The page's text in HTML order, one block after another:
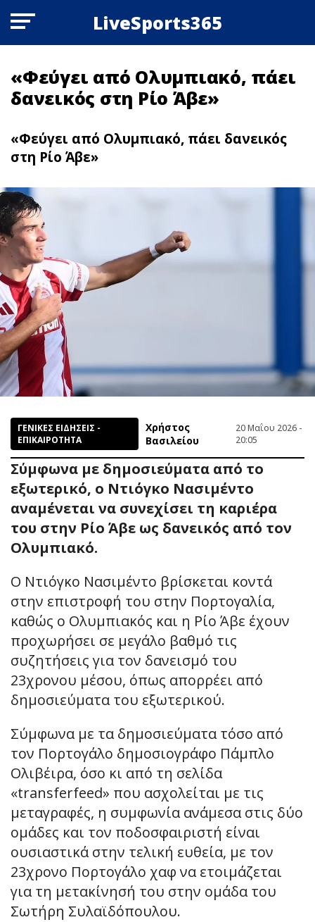
LiveSports365
«Φεύγει από Ολυμπιακό, πάει
δανεικός στη Ρίο Άβε»
«Φεύγει από Ολυμπιακό, πάει δανεικός
στη Ρίο Άβε»
ΓΕΝΙΚΕΣ ΕΙΔΗΣΕΙΣ -
ΕΠΙΚΑΙΡΟΤΗΤΑ
Χρήστος
Βασιλείου
20 Μαΐου 2026 -
20:05
Σύμφωνα με δημοσιεύματα από το
εξωτερικό, ο Ντιόγκο Νασιμέντο
αναμένεται να συνεχίσει τη καριέρα
του στην Ρίο Άβε ως δανεικός από τον
Ολυμπιακό.
Ο Ντιόγκο Νασιμέντο βρίσκεται κοντά
στην επιστροφή του στην Πορτογαλία,
καθώς ο Ολυμπιακός και η Ρίο Άβε έχουν
προχωρήσει σε μεγάλο βαθμό τις
συζητήσεις για τον δανεισμό του
23χρονου μέσου, όπως απορρέει από
δημοσιεύματα του εξωτερικού.
Σύμφωνα με τα δημοσιεύματα τόσο από
τον Πορτογάλο δημοσιογράφο Πάμπλο
Ολιβέιρα, όσο κι από τη σελίδα
«transferfeed» που ασχολείται με τις
μεταγραφές, η συμφωνία ανάμεσα στις δύο
ομάδες και τον ποδοσφαιριστή είναι
ουσιαστικά στην τελική ευθεία, με τον
23χρονο Πορτογάλο χαφ να ετοιμάζεται
για τη μετακίνησή του στην ομάδα του
Σωτήρη Συλαϊδόπουλου.